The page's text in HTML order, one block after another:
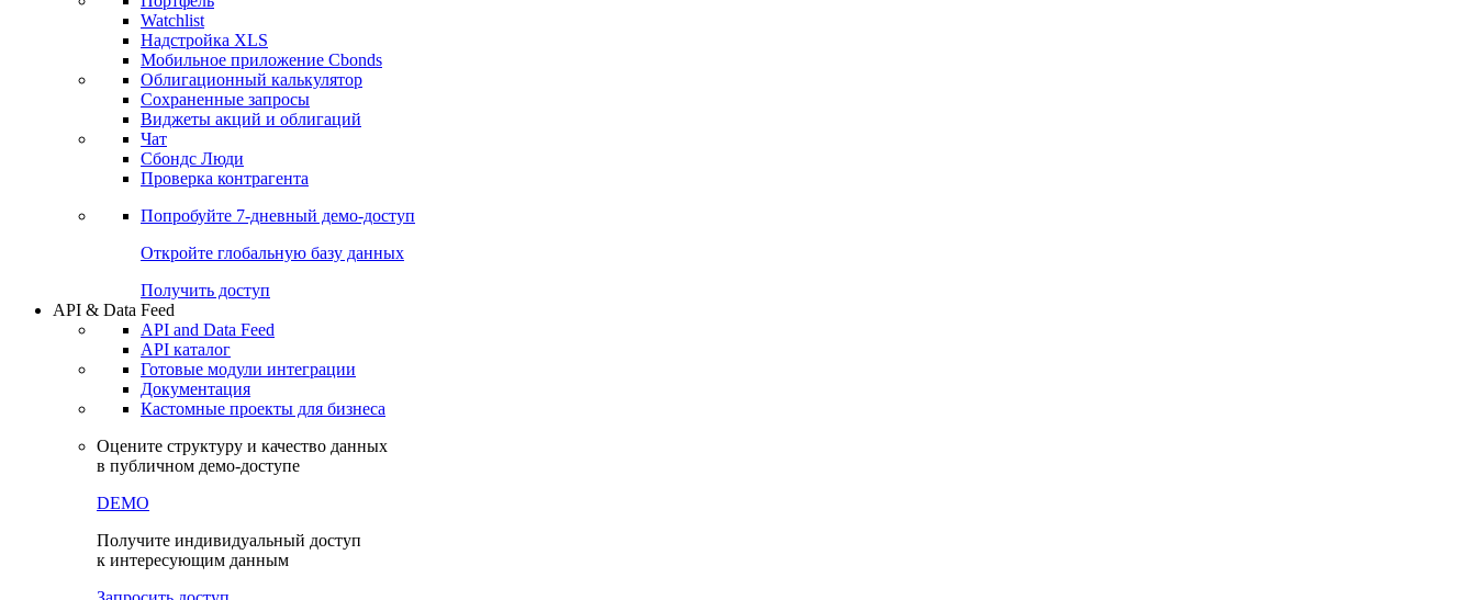
Watchlist
Надстройка XLS
Мобильное приложение Cbonds
Облигационный калькулятор
Сохраненные запросы
Виджеты акций и облигаций
Чат
Сбондс Люди
Проверка контрагента
Попробуйте 7-дневный демо-доступ
Откройте глобальную базу данных
Получить доступ
API & Data Feed
API and Data Feed
API каталог
Готовые модули интеграции
Документация
Кастомные проекты для бизнеса
Оцените структуру и качество данных
в публичном демо-доступе
DEMO
Получите индивидуальный доступ
к интересующим данным